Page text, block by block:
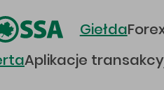
Giełda
Aplikacje